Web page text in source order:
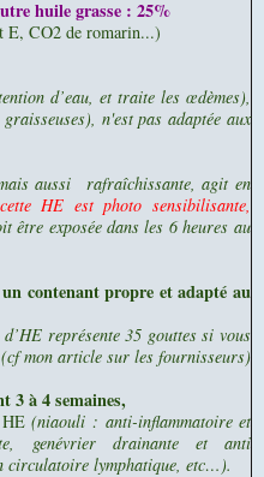
huile grasse : 25%
E, CO2 de romarin...)
d’eau, et traite les œdèmes),
n'est pas adaptée aux
aussi rafraîchissante, agit en
HE est photo sensibilisante,
être exposée dans les 6 heures au
contenant propre et adapté au
représente 35 gouttes si vous
mon article sur les fournisseurs)
3 à 4 semaines,
HE(niaouli : anti-inflammatoire et
genévrier drainante et anti
circulatoire lymphatique, etc…).